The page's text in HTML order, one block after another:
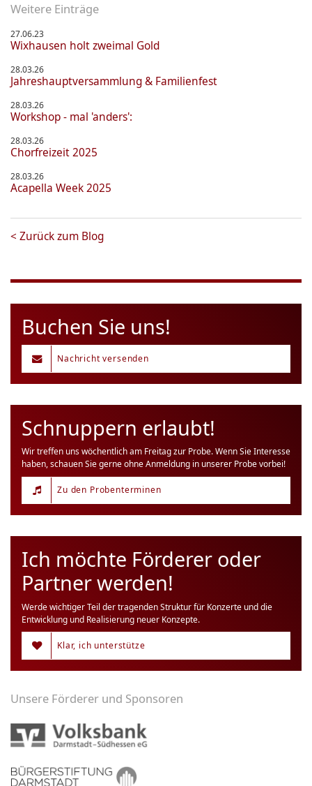
Weitere Einträge
27.06.23
Wixhausen holt zweimal Gold
28.03.26
Jahreshauptversammlung & Familienfest
28.03.26
Workshop - mal 'anders':
28.03.26
Chorfreizeit 2025
28.03.26
Acapella Week 2025
< Zurück zum Blog
Buchen Sie uns!
Nachricht versenden
Schnuppern erlaubt!
Wir treffen uns wöchentlich am Freitag zur Probe. Wenn Sie Interesse
haben, schauen Sie gerne ohne Anmeldung in unserer Probe vorbei!
Zu den Probenterminen
Ich möchte Förderer oder
Partner werden!
Werde wichtiger Teil der tragenden Struktur für Konzerte und die
Entwicklung und Realisierung neuer Konzepte.
Klar, ich unterstütze
Unsere Förderer und Sponsoren